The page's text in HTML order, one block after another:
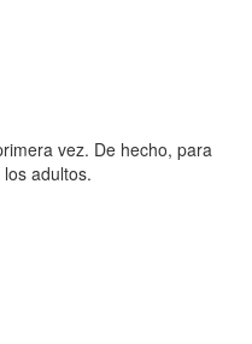
vez. De hecho, para
adultos.